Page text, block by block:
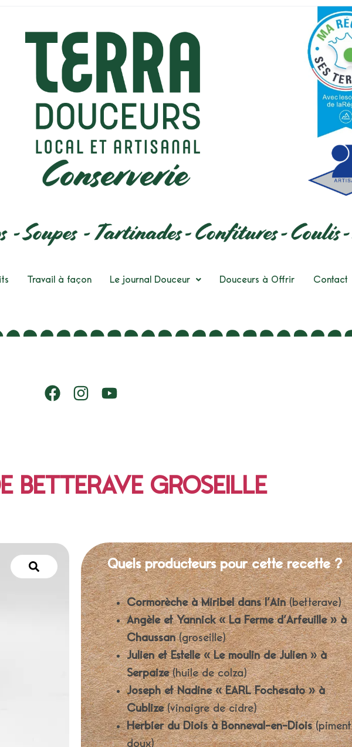
Travail à façon Le journal Douceur Douceurs à Offrir Contact
BETTERAVE GROSEILLE
Quels producteurs pour cette recette ?
Cormorèche à Miribel dans l’Ain(betterave)
Angèle et Yannick « La Ferme d’Arfeuille » à
Chaussan(groseille)
Julien et Estelle « Le moulin de Julien » à
Serpaize(huile de colza)
Joseph et Nadine « EARL Fochesato » à
Cublize(vinaigre de cidre)
Herbier du Diois à Bonneval-en-Diois(piment
doux)